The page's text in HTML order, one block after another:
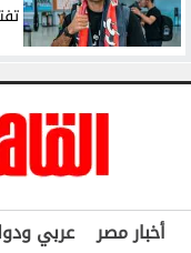
أخبار مصر عربي